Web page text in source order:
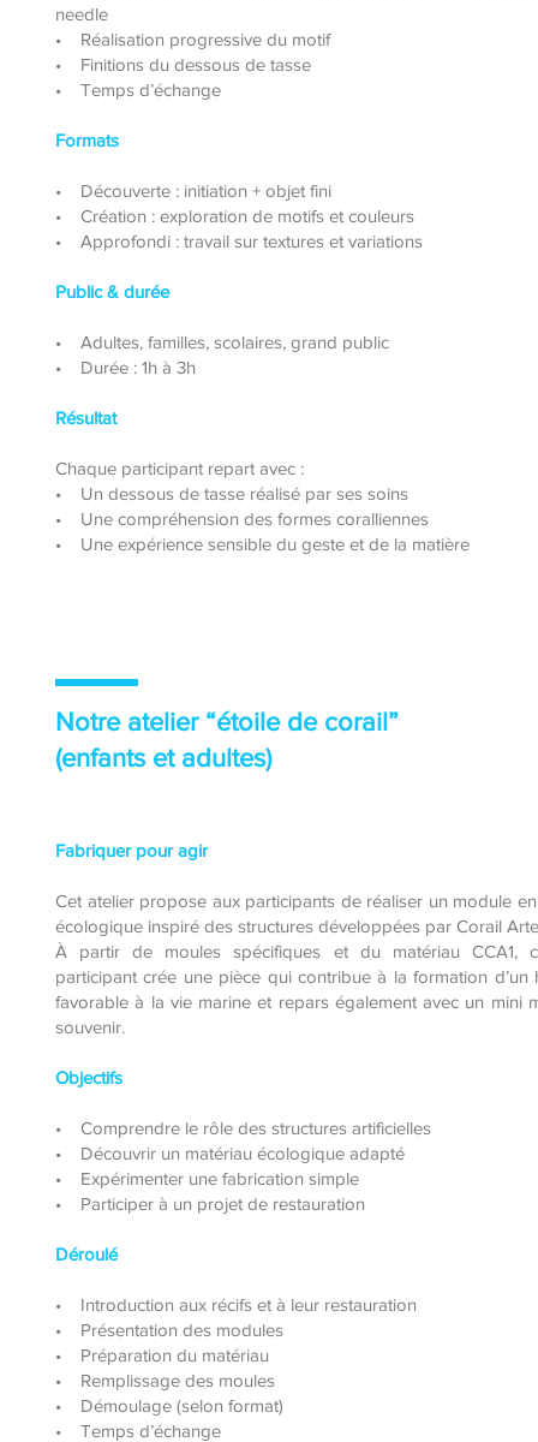
needle
• Réalisation progressive du motif
• Finitions du dessous de tasse
• Temps d’échange
Formats
• Découverte : initiation + objet fini
• Création : exploration de motifs et couleurs
• Approfondi : travail sur textures et variations
Public & durée
• Adultes, familles, scolaires, grand public
• Durée : 1h à 3h
Résultat
Chaque participant repart avec :
• Un dessous de tasse réalisé par ses soins
• Une compréhension des formes coralliennes
• Une expérience sensible du geste et de la matière
Notre atelier “étoile de corail”
(enfants et adultes)
Fabriquer pour agir
Cet atelier propose aux participants de réaliser un module
écologique inspiré des structures développées par Corail
À partir de moules spécifiques et du matériau CCA1,
participant crée une pièce qui contribue à la formation d’un
favorable à la vie marine et repars également avec un mini
souvenir.
Objectifs
• Comprendre le rôle des structures artificielles
• Découvrir un matériau écologique adapté
• Expérimenter une fabrication simple
• Participer à un projet de restauration
Déroulé
• Introduction aux récifs et à leur restauration
• Présentation des modules
• Préparation du matériau
• Remplissage des moules
• Démoulage (selon format)
• Temps d’échange